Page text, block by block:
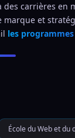
des carrières en
marque et
les
École du Web et du